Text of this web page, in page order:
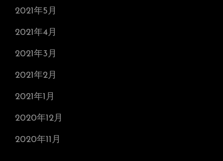
2021年5月
2021年4月
2021年3月
2021年2月
2021年1月
2020年12月
2020年11月